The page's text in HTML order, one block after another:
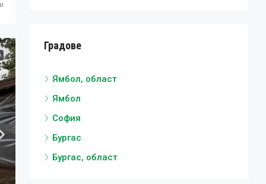
Градове
Ямбол, област
Ямбол
София
Бургас
Бургас, област